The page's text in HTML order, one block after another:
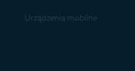
Urządzenia mobilne